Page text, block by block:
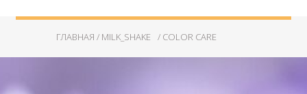
ГЛАВНАЯ / MILK_SHAKE / COLOR CARE